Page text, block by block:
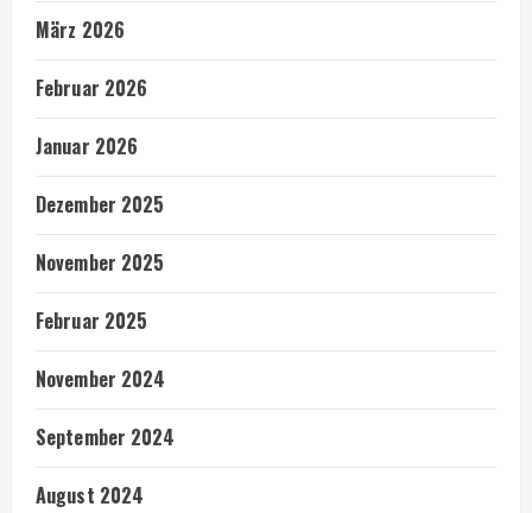
März 2026
Februar 2026
Januar 2026
Dezember 2025
November 2025
Februar 2025
November 2024
September 2024
August 2024